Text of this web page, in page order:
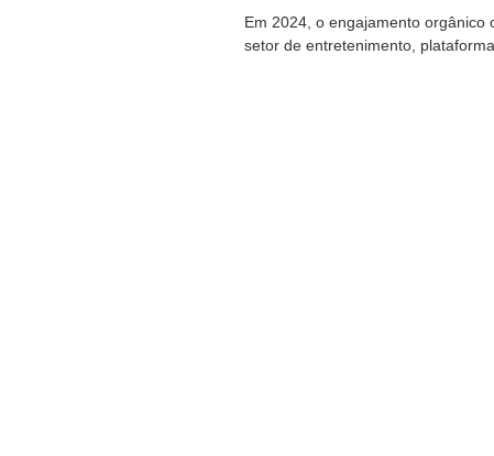
Em 2024, o engajamento
setor de entretenimento,